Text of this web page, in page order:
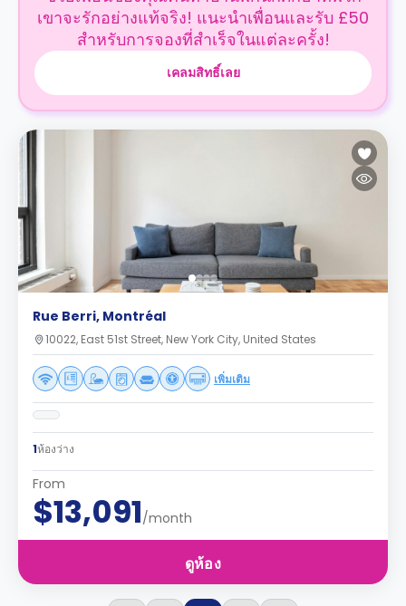
เขาจะรักอย่างแท้จริง! แนะนำเพื่อนและรับ £50
สำหรับการจองที่สำเร็จในแต่ละครั้ง!
เคลมสิทธิ์เลย
Rue Berri, Montréal
10022, East 51st Street, New York City, United States
เพิ่มเติม
1ห้องว่าง
From
$13,091/month
ดูห้อง